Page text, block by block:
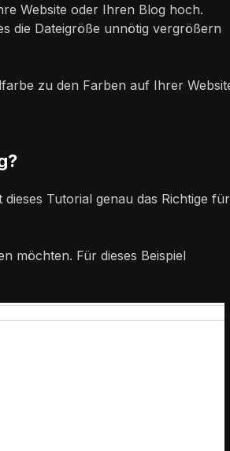
Website oder Ihren Blog hoch.
die Dateigröße unnötig vergrößern
zu den Farben auf Ihrer
Tutorial genau das Richtige für
möchten. Für dieses Beispiel